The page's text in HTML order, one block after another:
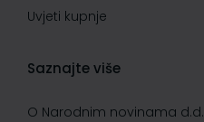
Uvjeti kupnje
Saznajte više
O Narodnim novinama d.d.